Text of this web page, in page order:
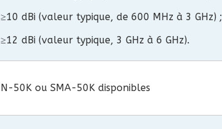
≥10 dBi (valeur typique, de 600 MHz à 3 GHz) ;
≥12 dBi (valeur typique, 3 GHz à 6 GHz).
N-50K ou SMA-50K disponibles